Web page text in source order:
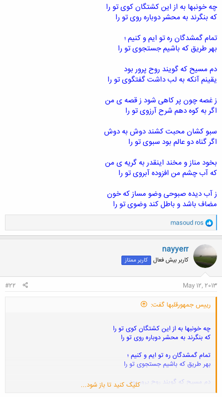
چه خونبها به از این کشتگان کوی تو را
که بنگرند به محشر دوباره روی تو را
تمام گمشدگان ره تو ایم و کنیم ؛
بهر طریق که باشیم جستجوی تو را
دم مسیح که گویند روح پرور بود
یقینم آنکه به لب داشت گفتگوی تو را
ز غصه چون پر کاهی شود ز قصه ی من
اگر به کوه دهم شرح آرزوی تو را
سبو کشان محبت کشند دوش به دوش
اگر گناه دو عالم بود سبوی تو را
بخود مناز و مخند اینقدر به گریه ی من
که آب چشم من افزوده آبروی تو را
ز آب دیده صبوحی وضو مساز که خون
مضاف باشد و باطل کند وضوی تو را
و
ا
ک
ن
ش
ه
ا
masoud ros
nayyerr
کاربر بیش فعال کاربر ممتاز
May 12, 2013
#22
رییس جمهورقلبها گفت:
چه خونبها به از این کشتگان کوی تو را
که بنگرند به محشر دوباره روی تو را
تمام گمشدگان ره تو ایم و کنیم ؛
بهر طریق که باشیم جستجوی تو را
دم مسیح که گویند روح پرور بود
یقینم آنکه به لب داشت گفتگوی تو را
کلیک کنید تا باز شود...